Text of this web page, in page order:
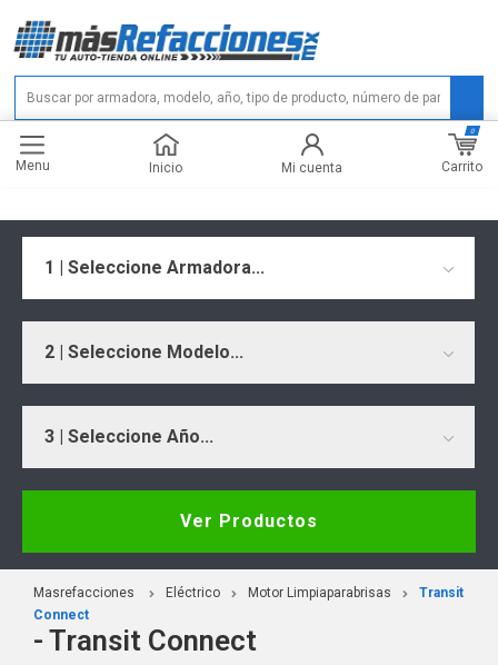
Menu Inicio Mi cuenta Carrito
0
1 | Seleccione Armadora...
2 | Seleccione Modelo...
3 | Seleccione Año...
Ver Productos
Masrefacciones Eléctrico Motor Limpiaparabrisas
Transit
Connect
- Transit Connect